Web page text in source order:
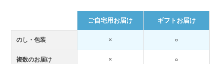
ご自宅用お届け ギフトお届け
のし・包装 × ○
複数のお届け × ○